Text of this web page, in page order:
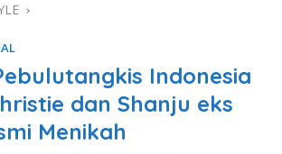
Indonesia
dan Shanju eks
Menikah